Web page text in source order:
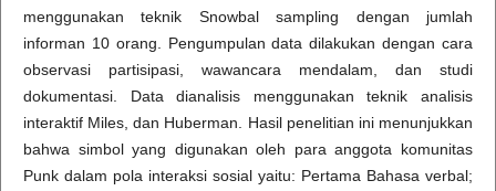
menggunakan teknik Snowbal sampling dengan jumlah
informan 10 orang. Pengumpulan data dilakukan dengan cara
observasi partisipasi, wawancara mendalam, dan studi
dokumentasi. Data dianalisis menggunakan teknik analisis
interaktif Miles, dan Huberman. Hasil penelitian ini menunjukkan
bahwa simbol yang digunakan oleh para anggota komunitas
Punk dalam pola interaksi sosial yaitu: Pertama Bahasa verbal;